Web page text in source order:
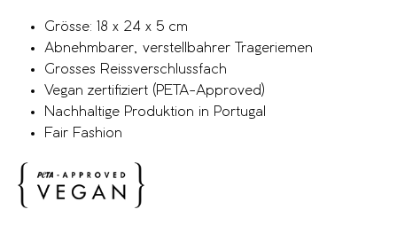
Grösse: 18 x 24 x 5 cm
Abnehmbarer, verstellbahrer Trageriemen
Grosses Reissverschlussfach
Vegan zertifiziert (PETA-Approved)
Nachhaltige Produktion in Portugal
Fair Fashion